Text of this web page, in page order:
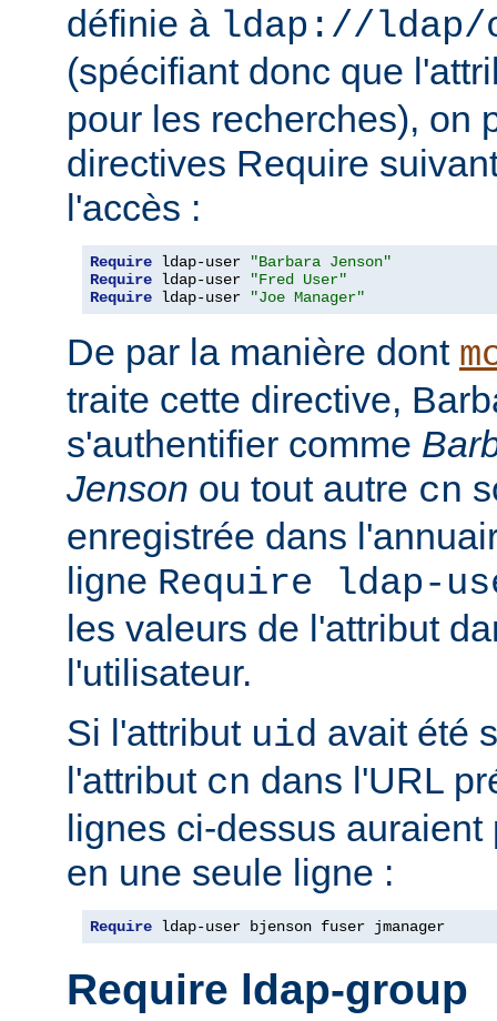
définie à ldap://ldap/
(spécifiant donc que
pour les recherches), on
directives Require
l'accès :
Require ldap-user
"Barbara Jenson"
Require ldap-user
"Fred User"
Require ldap-user "Joe Manager"
De par la manière dont
traite cette directive,
s'authentifier comme
Jenson ou tout autre cn
enregistrée dans
ligne Require ldap-
les valeurs de l'attribut
l'utilisateur.
Si l'attribut uid avait été
l'attribut cn dans l'URL
lignes ci-dessus
en une seule ligne :
Require ldap-user bjenson fuser jmanager
Require ldap-group